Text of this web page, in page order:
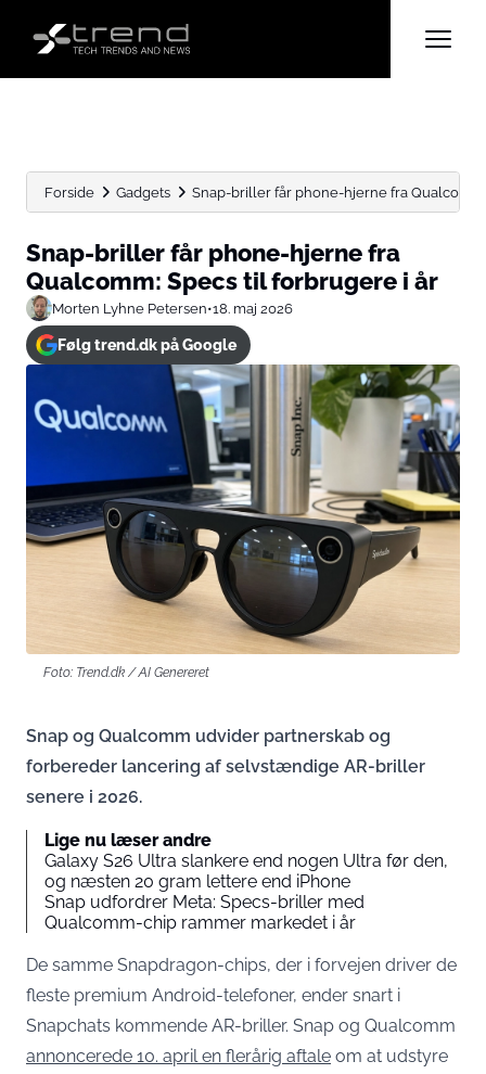
Forside Gadgets Snap-briller får phone-hjerne fra
Snap-briller får phone-hjerne fra
Qualcomm: Specs til forbrugere i år
Morten Lyhne Petersen•18. maj 2026
Følg trend.dk på Google
Foto: Trend.dk / AI Genereret
Snap og Qualcomm udvider partnerskab og
forbereder lancering af selvstændige AR-briller
senere i 2026.
Lige nu læser andre
Galaxy S26 Ultra slankere end nogen Ultra før den,
og næsten 20 gram lettere end iPhone
Snap udfordrer Meta: Specs-briller med
Qualcomm-chip rammer markedet i år
De samme Snapdragon-chips, der i forvejen driver de
fleste premium Android-telefoner, ender snart i
Snapchats kommende AR-briller. Snap og Qualcomm
annoncerede 10. april en flerårig aftale om at udstyre